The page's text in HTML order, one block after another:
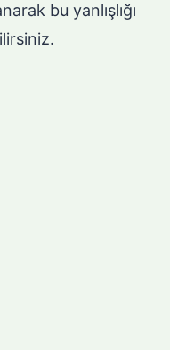
bu yanlışlığı